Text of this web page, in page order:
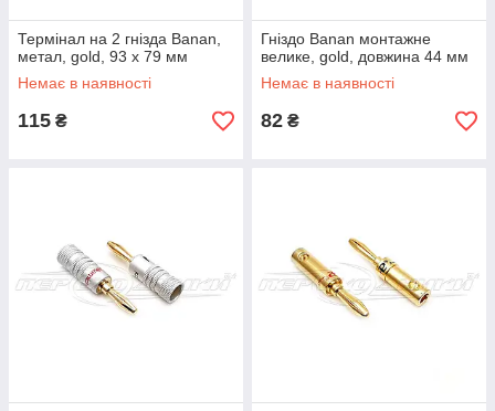
Термінал на 2 гнізда Banan,
метал, gold, 93 х 79 мм
Немає в наявності
115 ₴
Гніздо Banan монтажне
велике, gold, довжина 44 мм
Немає в наявності
82 ₴